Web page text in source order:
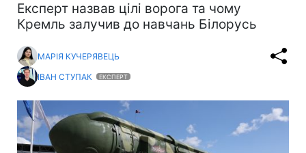
Експерт назвав цілі ворога та чому
Кремль залучив до навчань Білорусь
МАРІЯ КУЧЕРЯВЕЦЬ
ІВАН СТУПАК
ЕКСПЕРТ